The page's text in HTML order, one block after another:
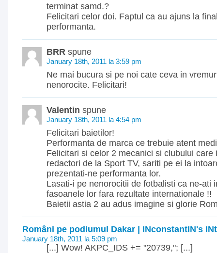
terminat samd.?
Felicitari celor doi. Faptul ca au ajuns la
performanta.
BRR spune
January 18th, 2011 la 3:59 pm
Ne mai bucura si pe noi cate ceva in
nenorocite. Felicitari!
Valentin spune
January 18th, 2011 la 4:54 pm
Felicitari baietilor!
Performanta de marca ce trebuie atent
Felicitari si celor 2 mecanici si clubului care
redactori de la Sport TV, sariti pe ei la
prezentati-ne performanta lor.
Lasati-i pe nenorocitii de fotbalisti ca ne-ati
fasoanele lor fara rezultate internationale !!
Baietii astia 2 au adus imagine si glorie
Români pe podiumul Dakar | INconstantIN's
January 18th, 2011 la 5:09 pm
[...] Wow! AKPC_IDS += "20739,"; [...]